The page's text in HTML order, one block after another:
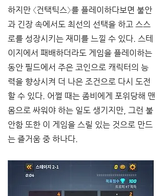
하지만 〈건택틱스〉를 플레이하다보면 불안
과 긴장 속에서도 최선의 선택을 하고 스스
로를 성장시키는 재미를 느낄 수 있다. 스테
이지에서 패배하더라도 게임을 플레이하는
동안 필드에서 주은 코인으로 캐릭터의 능
력을 향상시켜 더 나은 조건으로 다시 도전
할 수 있다. 어쩔 때는 좀비에게 포위당해 맨
몸으로 싸워야 하는 일도 생기지만, 그런 불
안함 또한 이 게임을 스릴 있는 것으로 만드
는 즐거움 중 하나다.